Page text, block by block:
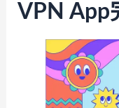
VPN App